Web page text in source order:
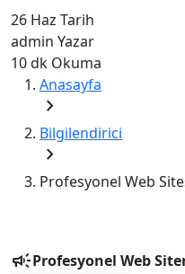
26 Haz Tarih
admin Yazar
10 dk Okuma
Anasayfa
chevron_right
Bilgilendirici
chevron_right
Profesyonel Web
campaignProfesyonel Web